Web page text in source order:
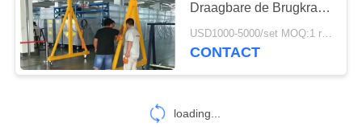
Pijler Opgezette
58
Draagbare de Brugkraan
behandelen van 0.5T
USD1000-5000/set MOQ:1 reeks
CONTACT
loading...